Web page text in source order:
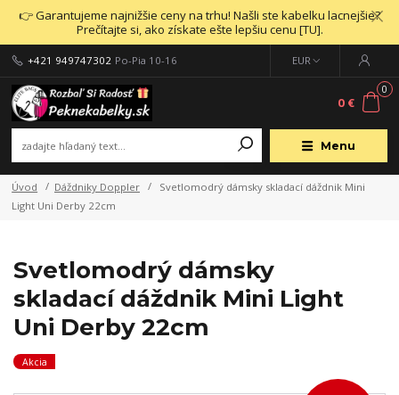
👉 Garantujeme najnižšie ceny na trhu! Našli ste kabelku lacnejšie?
Prečítajte si, ako získate ešte lepšiu cenu [TU].
Menu
EUR
+421 949747302 Po-Pia 10-16
0
0 €
Úvod Dáždniky Doppler
Svetlomodrý dámsky skladací dáždnik Mini
Light Uni Derby 22cm
Svetlomodrý dámsky
skladací dáždnik Mini Light
Uni Derby 22cm
Akcia